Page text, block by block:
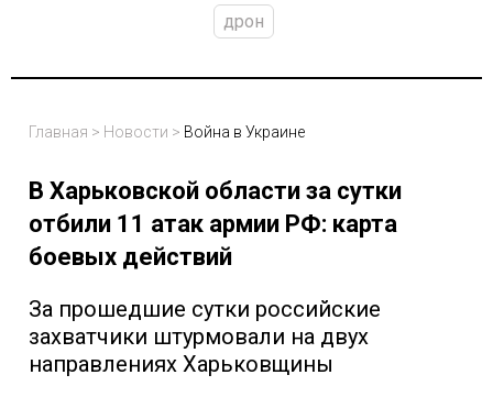
дрон
Главная > Новости > Война в Украине
В Харьковской области за сутки
отбили 11 атак армии РФ: карта
боевых действий
За прошедшие сутки российские
захватчики штурмовали на двух
направлениях Харьковщины